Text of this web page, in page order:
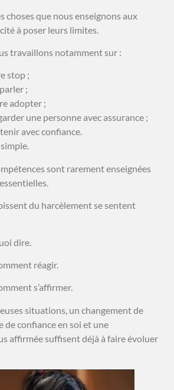
choses que nous enseignons aux
à poser leurs limites.
travaillons notamment sur :
stop ;
;
adopter ;
une personne avec assurance ;
avec confiance.
sont rarement enseignées
du harcèlement se sentent
dire.
réagir.
s’affirmer.
situations, un changement de
de confiance en soi et une
affirmée suffisent déjà à faire évoluer